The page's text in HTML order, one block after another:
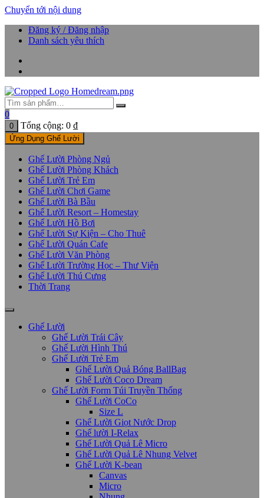
Chuyển tới nội dung
Đăng ký / Đăng nhập
Danh sách yêu thích
0
0 Tổng cộng: 0 ₫
Ứng Dụng Ghế Lười
Ghế Lười Phòng Ngủ
Ghế Lười Phòng Khách
Ghế Lười Trẻ Em
Ghế Lười Chơi Game
Ghế Lười Bà Bầu
Ghế Lười Resort – Homestay
Ghế Lười Hồ Bơi
Ghế Lười Sự Kiện – Cho Thuê
Ghế Lười Quán Cafe
Ghế Lười Văn Phòng
Ghế Lười Trường Học – Thư Viện
Ghế Lười Thú Cưng
Thời Trang
Ghế Lười
Ghế Lười Trái Cây
Ghế Lười Hình Thú
Ghế Lười Trẻ Em
Ghế Lười Quả Bóng BallBag
Ghế Lười Coco Dream
Ghế Lười Form Túi Truyền Thống
Ghế Lười CoCo
Size L
Ghế Lười Giọt Nước Drop
Ghế lười I-Relax
Ghế Lười Quả Lê Micro
Ghế Lười Quả Lê Nhung Velvet
Ghế Lười K-bean
Canvas
Micro